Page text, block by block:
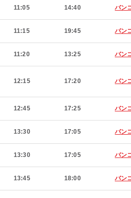
11:05 14:40 バン
11:15 19:45 バン
11:20 13:25 バン
12:15 17:20 バン
12:45 17:25 バン
13:30 17:05 バン
13:30 17:05 バン
13:45 18:00 バン